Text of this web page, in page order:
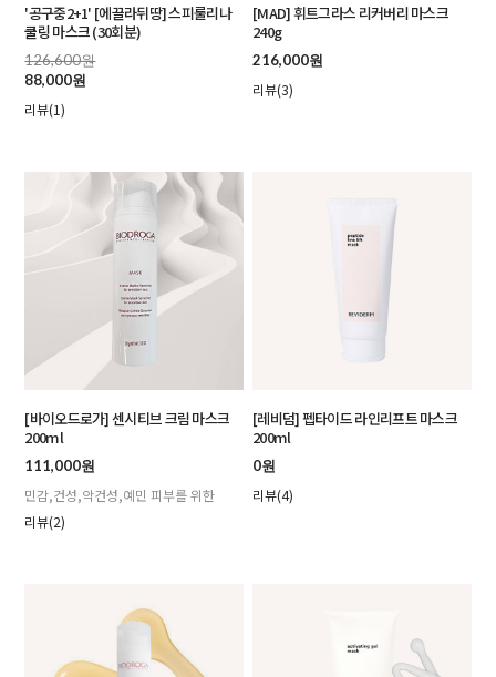
'공구중2+1' [에끌라뒤땅] 스피룰리나
쿨링 마스크 (30회분)
126,600원
88,000원
리뷰(1)
[MAD] 휘트그라스 리커버리 마스크
240g
216,000원
리뷰(3)
[바이오드로가] 센시티브 크림 마스크
200ml
111,000원
민감,건성,악건성,예민 피부를 위한
리뷰(2)
[레비덤] 펩타이드 라인리프트 마스크
200ml
0원
리뷰(4)